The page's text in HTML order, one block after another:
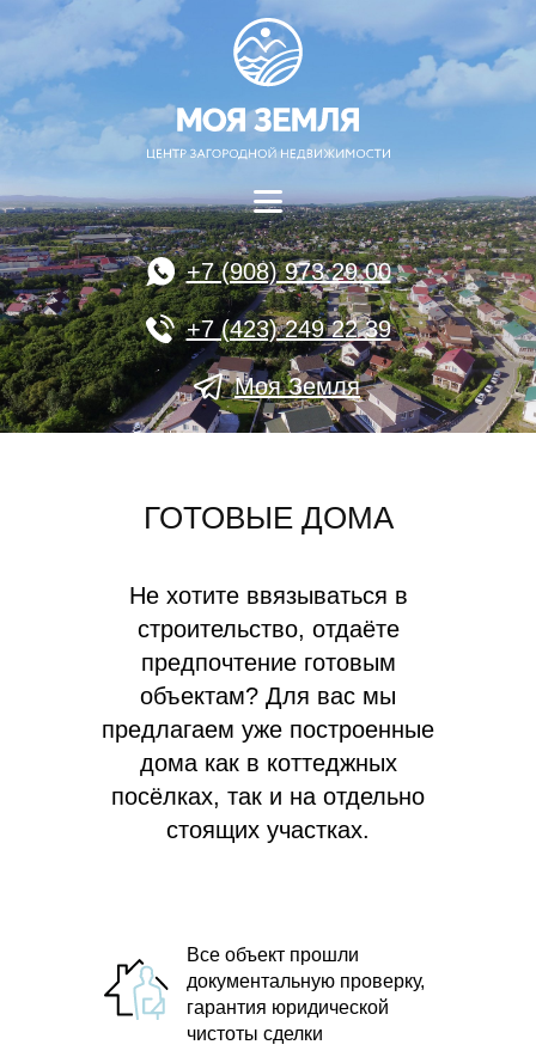
+7 (908) 973 29 00
+7 (423) 249 22 39
Моя Земля
ГОТОВЫЕ ДОМА
Не хотите ввязываться в
строительство, отдаёте
предпочтение готовым
объектам? Для вас мы
предлагаем уже построенные
дома как в коттеджных
посёлках, так и на отдельно
стоящих участках.
Все объект прошли
документальную проверку,
гарантия юридической
чистоты сделки